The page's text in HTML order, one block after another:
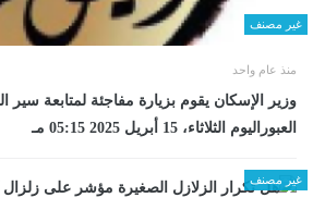
غير مصنف
منذ عام واحد
وزير الإسكان يقوم بزيارة مفاجئة لمتابعة سير
العبوراليوم الثلاثاء، 15 أبريل 2025 05:15 مـ
غير مصنف